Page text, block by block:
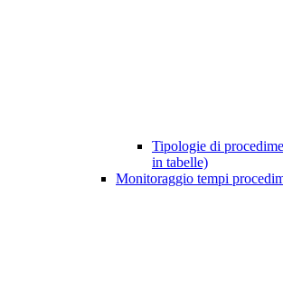
Tipologie di
in tabelle)
Monitoraggio tempi